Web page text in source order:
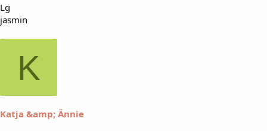
Lg
jasmin
K
Katja &amp; Ännie